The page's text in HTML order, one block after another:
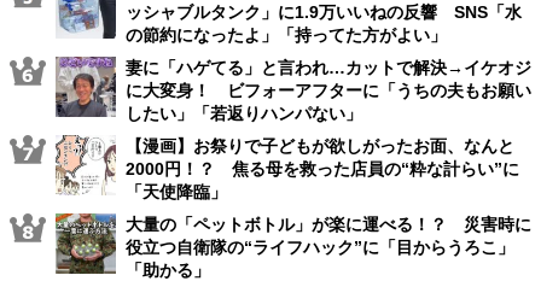
ッシャブルタンク」に1.9万いいねの反響 SNS「水
の節約になったよ」「持ってた方がよい」
妻に「ハゲてる」と言われ…カットで解決→イケオジ
に大変身！ ビフォーアフターに「うちの夫もお願い
したい」「若返りハンパない」
【漫画】お祭りで子どもが欲しがったお面、なんと
2000円！？ 焦る母を救った店員の“粋な計らい”に
「天使降臨」
大量の「ペットボトル」が楽に運べる！？ 災害時に
役立つ自衛隊の“ライフハック”に「目からうろこ」
「助かる」